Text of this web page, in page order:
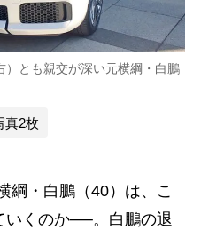
）とも親交が深い元横綱・白鵬
真2枚
・白鵬（40）は、こ
いくのか──。白鵬の退